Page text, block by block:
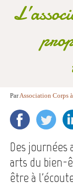
ParAssociation Corps
Des
arts du bien-
être à